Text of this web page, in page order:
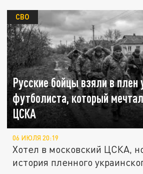
Русские бойцы взяли в плен
футболиста, который
ЦСКА
СВО
06 ИЮЛЯ 20:19
Хотел в московский ЦСКА,
история пленного